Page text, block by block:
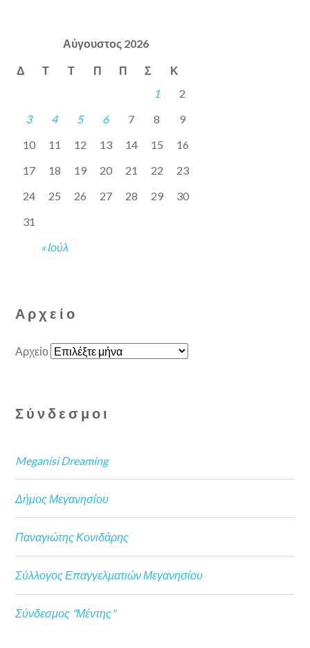
Αύγουστος 2026
Δ Τ Τ Π Π Σ Κ
« Ιούλ
1
2
3
4 5 6 7 8
9
10
11 12 13 14 15
16
17
18 19 20 21 22
23
24
25 26 27 28 29
30
31
Αρχείο
Αρχείο
Σύνδεσμοι
Meganisi Dreaming
Δήμος Μεγανησίου
Παναγιώτης Κονιδάρης
Σύλλογος Επαγγελματιών Μεγανησίου
Σύνδεσμος "Μέντης"